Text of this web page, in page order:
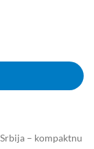
– kompaktnu